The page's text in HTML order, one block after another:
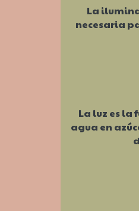
La
necesaria
La luz es
agua en